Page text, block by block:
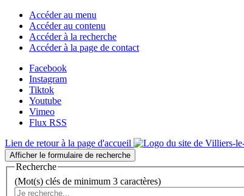
Accéder au menu
Accéder au contenu
Accéder à la recherche
Accéder à la page de contact
Facebook
Instagram
Tiktok
Youtube
Vimeo
Flux RSS
Lien de retour à la page d'accueil
Afficher le formulaire de recherche
Recherche
(Mot(s) clés de minimum 3 caractères)